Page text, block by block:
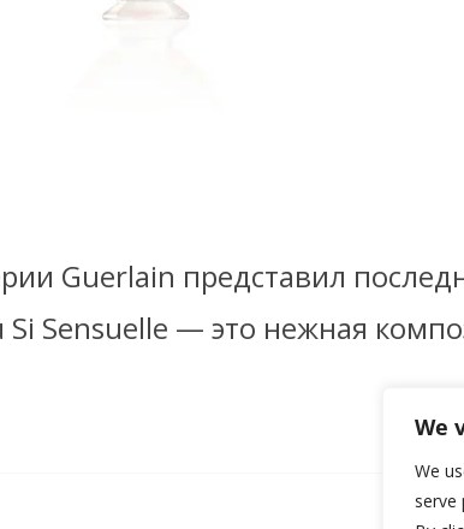
We
We
serve
Guerlain представил
Si Sensuelle — это нежная